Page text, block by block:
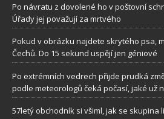
Po návratu z dovolené ho v poštovní
Úřady jej považují za mrtvého
Pokud v obrázku najdete skrytého psa,
Čechů. Do 15 sekund uspějí jen géniové
Po extrémních vedrech přijde prudká
podle meteorologů čeká počasí, jaké už
57letý obchodník si všiml, jak se skupina